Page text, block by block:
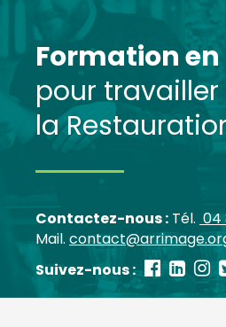
Formation
pour
la
Contactez-nous : Tél. 04
Mail.
Suivez-nous :